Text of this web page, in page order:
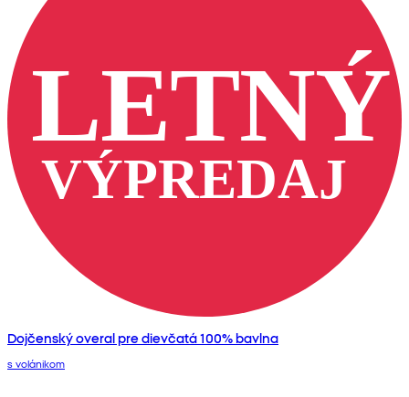
Dojčenský overal pre dievčatá 100% bavlna
s volánikom